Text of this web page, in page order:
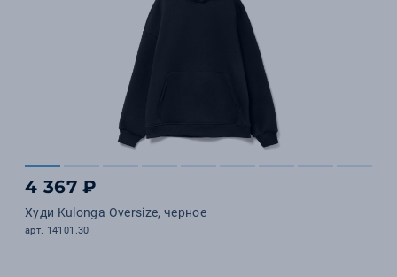
4 367 ₽
Худи Kulonga Oversize, черное
арт. 14101.30